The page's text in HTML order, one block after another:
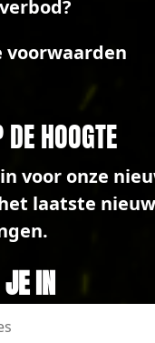
voorwaarden
HOOGTE
voor onze
laatste
IN